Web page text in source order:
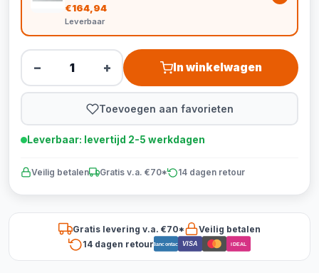
€164,94
Leverbaar
− + In winkelwagen
Toevoegen aan favorieten
Leverbaar: levertijd 2-5 werkdagen
Veilig betalen Gratis v.a. €70* 14 dagen retour
Gratis levering v.a. €70*
Veilig betalen
14 dagen retourBancontact VISA iDEAL